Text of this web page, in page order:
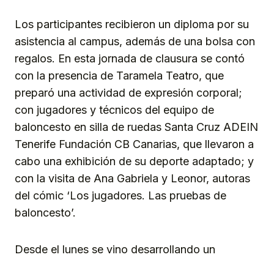
Los participantes recibieron un diploma por su
asistencia al campus, además de una bolsa con
regalos. En esta jornada de clausura se contó
con la presencia de Taramela Teatro, que
preparó una actividad de expresión corporal;
con jugadores y técnicos del equipo de
baloncesto en silla de ruedas Santa Cruz ADEIN
Tenerife Fundación CB Canarias, que llevaron a
cabo una exhibición de su deporte adaptado; y
con la visita de Ana Gabriela y Leonor, autoras
del cómic ‘Los jugadores. Las pruebas de
baloncesto’.
Desde el lunes se vino desarrollando un